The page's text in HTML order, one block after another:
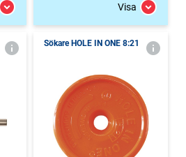
Visa
Sökare HOLE IN ONE 8:21